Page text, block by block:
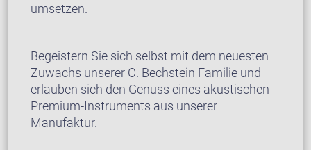
umsetzen.
Begeistern Sie sich selbst mit dem neuesten
Zuwachs unserer C. Bechstein Familie und
erlauben sich den Genuss eines akustischen
Premium-Instruments aus unserer
Manufaktur.